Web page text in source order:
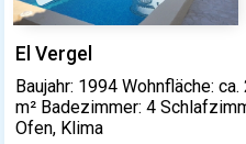
El Vergel
Baujahr: 1994 Wohnfläche:
m² Badezimmer: 4
Ofen, Klima